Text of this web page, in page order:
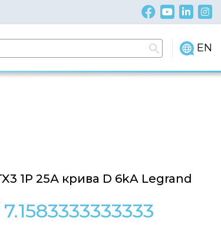
EN
1P 25А крива D 6kA Legrand
7.1583333333333